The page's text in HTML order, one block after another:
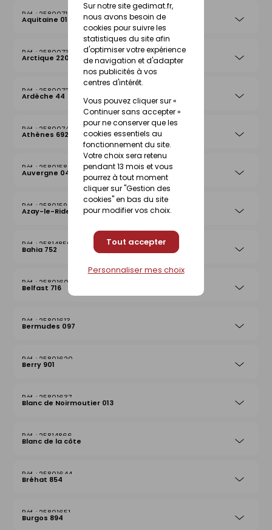
Sur notre site gedimat.fr,
nous avons besoin de
cookies pour suivre les
statistiques du site afin
d'optimiser votre expérience
de navigation et d'adapter
nos publicités à vos
centres d'intérêt.
Vous pouvez cliquer sur «
Continuer sans accepter »
pour ne conserver que les
cookies essentiels au
fonctionnement du site.
Votre choix sera retenu
pendant 13 mois et vous
pourrez à tout moment
cliquer sur "Gestion des
cookies" en bas du site
pour modifier vos choix.
Tout accepter
Personnaliser mes choix
25800715
Aquitaine 019
25800739
Arctique 220
25800722
Ardèche 44
25800746
Athènes 692
25801583
Auvergne 042
25801590
Azay-le-Rideau 026
25814859
Bahia 752
25801606
Belfast 716
25801613
Bermudes 097
25801620
Berry 901
25801637
Blanc de Noirmoutier 013
25814866
Blanc de la côte
25801644
Bréhat 854
25801651
Burgos 894